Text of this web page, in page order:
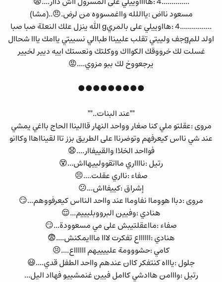
مسعود نااض :يااللله وااغمسووه من لرض.😠..(مشا)
................4 :هااوييلي على بالمريg الله ينزل علك النعلة صبا صبا
اولد للمgجف ولييتي تقلب علييناا طباالي نسييتي ياامك يااا شحاال
غسلت لك خرووقك الكوااك ووكلتك ونعستك اييه ديير لخيير
يرجعووخ لك ببو مزوي....😡
●●●●●●●●●
""عند البنات..""
مروى :عقلتو ملي كنا صغار وواحد النهار قااليناا الحاج بااغي يمشي
عند شي نااس كيعرفهم وتوضرناا على الطريق بزز تاا لقينااهاا وكاانو
فوااحد الخلاا والقييفاار....😧
رتيل :نااااري مااتقوولييهااش...😵
صفاء :نااري عقلت....😣
إشراق :كييفااش...😕
مروى :دباا هووماا نفاوماا عند وااحد النااس كيعرفووهم...😏
هنادي :وفيين البرووبليييم...😌
صفاء :مااعقلتيبش على مي مسعوودة...😏
هنادي :ااااااع تفكرت لااا مااايمكنش....😨
كامي :حشووومة علييييهم ااااااع....😣
جلول :ياااه كنتفكر كاان عندهم وااحد الطفل قدي....😃
رتيل :وااامن هاادشي كاامل فيين غنمشييو فهااد اليل...